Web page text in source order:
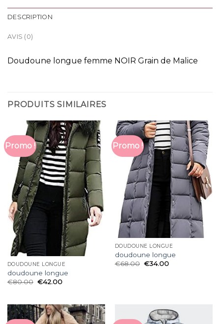
DESCRIPTION
AVIS (0)
Doudoune longue femme NOIR Grain de Malice
PRODUITS SIMILAIRES
Promo !
DOUDOUNE LONGUE
doudoune longue
€80.00 €42.00
Promo !
DOUDOUNE LONGUE
doudoune longue
€68.00 €34.00